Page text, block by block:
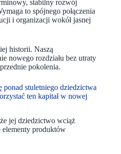
stabilny rozwój
to spójnego połączenia
i organizacji wokół jasnej
historii. Naszą
nowego rozdziału bez utraty
pokolenia.
ponad stuletniego dziedzictwa
ten kapitał w nowej
jej dziedzictwo wciąż
elementy produktów